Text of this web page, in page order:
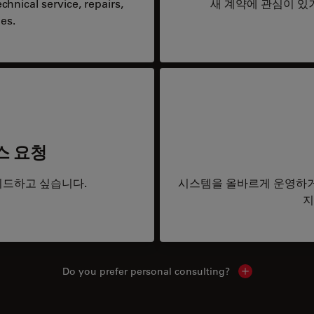
service, repairs,
새 계약에 관심이 있
요청
하고 싶습니다.
시스템을 올바르게 운영하
Do you prefer personal consulting? Show local